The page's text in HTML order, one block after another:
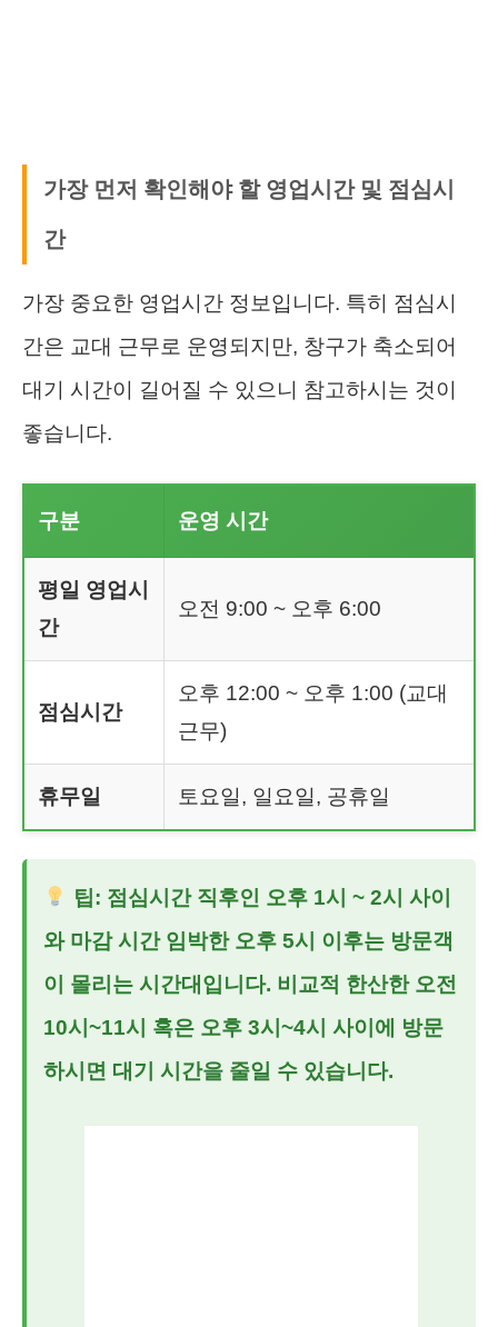
가장 먼저 확인해야 할 영업시간 및 점심시
간
가장 중요한 영업시간 정보입니다. 특히 점심시
간은 교대 근무로 운영되지만, 창구가 축소되어
대기 시간이 길어질 수 있으니 참고하시는 것이
좋습니다.
구분 운영 시간
평일 영업시
간
오전 9:00 ~ 오후 6:00
점심시간
오후 12:00 ~ 오후 1:00 (교대
근무)
휴무일 토요일, 일요일, 공휴일
팁: 점심시간 직후인 오후 1시 ~ 2시 사이
와 마감 시간 임박한 오후 5시 이후는 방문객
이 몰리는 시간대입니다. 비교적 한산한 오전
10시~11시 혹은 오후 3시~4시 사이에 방문
하시면 대기 시간을 줄일 수 있습니다.